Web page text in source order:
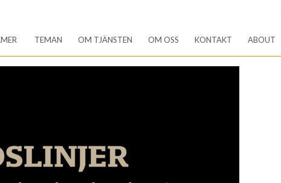
TEMAN OM TJÄNSTEN OM OSS KONTAKT ABOUT